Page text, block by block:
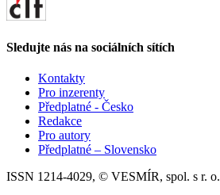
Sledujte nás na sociálních sítích
Kontakty
Pro inzerenty
Předplatné - Česko
Redakce
Pro autory
Předplatné – Slovensko
ISSN 1214-4029, © VESMÍR, spol. s r. o.